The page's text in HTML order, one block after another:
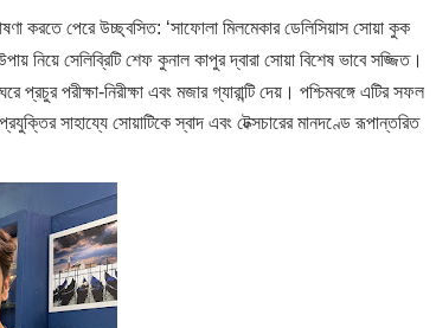
করতে পেরে উচ্ছ্বসিত: ‘সাফোলা মিলমেকার ডেলিসিয়াস সোয়া কুক
নিয়ে সেলিব্রিটি শেফ কুনাল কাপুর দ্বারা সোয়া বিশেষ ভাবে সজ্জিত।
পরীক্ষা-নিরীক্ষা এবং মজার গ্যারান্টি দেয়। পশ্চিমবঙ্গে এটির সফল
সাহায্যে সোয়াটিকে স্বাদ এবং টেক্সচারের মানদণ্ডে রূপান্তরিত